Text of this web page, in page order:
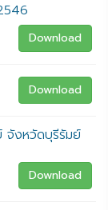
Download
Download
จังหวัดบุรีรัมย์
Download